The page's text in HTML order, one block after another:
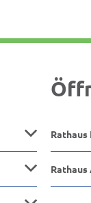
Rathaus
Rathaus